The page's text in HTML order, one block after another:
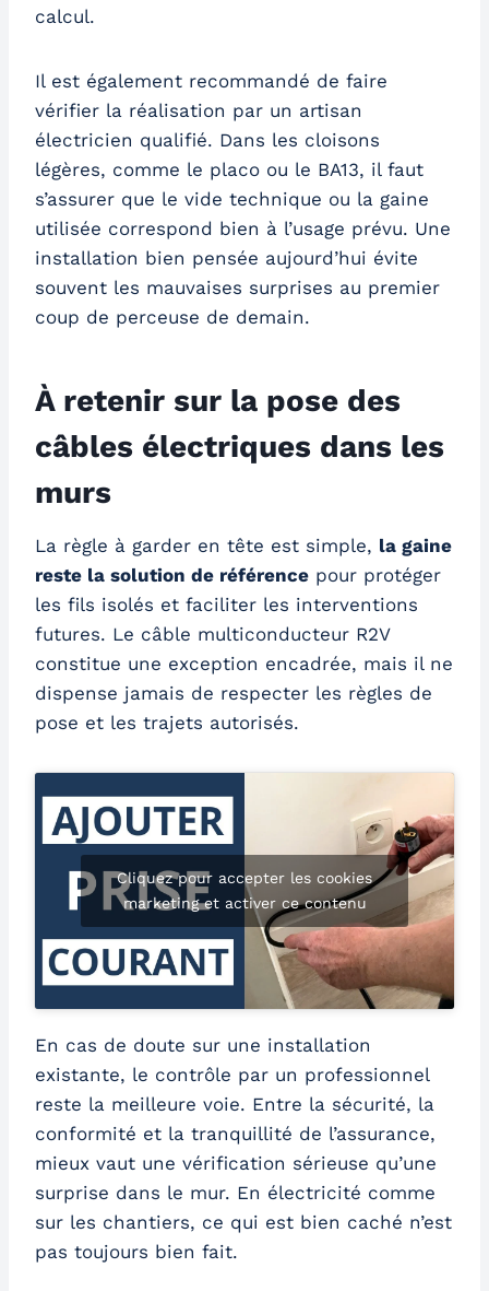
calcul.
Il est également recommandé de faire
vérifier la réalisation par un artisan
électricien qualifié. Dans les cloisons
légères, comme le placo ou le BA13, il faut
s’assurer que le vide technique ou la gaine
utilisée correspond bien à l’usage prévu. Une
installation bien pensée aujourd’hui évite
souvent les mauvaises surprises au premier
coup de perceuse de demain.
À retenir sur la pose des
câbles électriques dans les
murs
La règle à garder en tête est simple, la gaine
reste la solution de référence pour protéger
les fils isolés et faciliter les interventions
futures. Le câble multiconducteur R2V
constitue une exception encadrée, mais il ne
dispense jamais de respecter les règles de
pose et les trajets autorisés.
Cliquez pour accepter les cookies
marketing et activer ce contenu
En cas de doute sur une installation
existante, le contrôle par un professionnel
reste la meilleure voie. Entre la sécurité, la
conformité et la tranquillité de l’assurance,
mieux vaut une vérification sérieuse qu’une
surprise dans le mur. En électricité comme
sur les chantiers, ce qui est bien caché n’est
pas toujours bien fait.